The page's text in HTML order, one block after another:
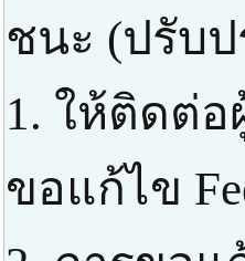
ชนะ (ปรับป
1. ให้ติดต่อ
ขอแก้ไข